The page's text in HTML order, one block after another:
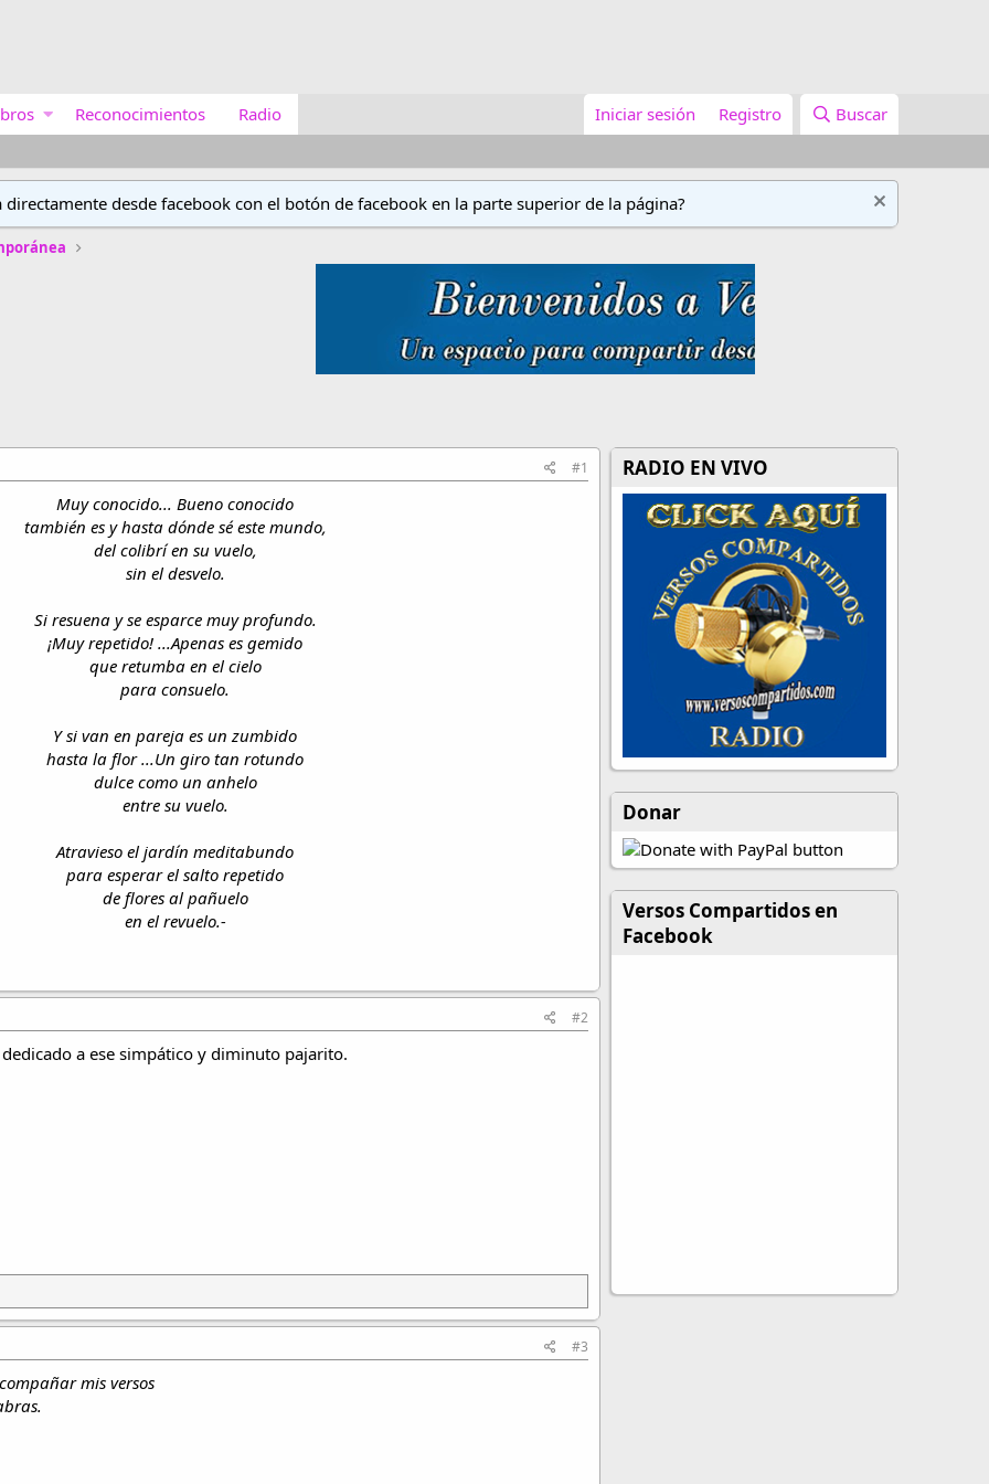
Reconocimientos Radio Iniciar sesión Registro Buscar
desde facebook con el botón de facebook en la parte superior de la página?
#1
Muy conocido... Bueno conocido
también es y hasta dónde sé este mundo,
del colibrí en su vuelo,
sin el desvelo.
Si resuena y se esparce muy profundo.
¡Muy repetido! ...Apenas es gemido
que retumba en el cielo
para consuelo.
Y si van en pareja es un zumbido
hasta la flor ...Un giro tan rotundo
dulce como un anhelo
entre su vuelo.
Atravieso el jardín meditabundo
para esperar el salto repetido
de flores al pañuelo
en el revuelo.-
#2
a ese simpático y diminuto pajarito.
#3
mis versos
RADIO EN VIVO
Donar
Versos Compartidos en
Facebook